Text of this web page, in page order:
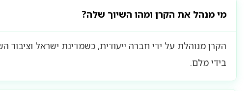
מי מנהל את הקרן ומהו השיוך שלה?
הקרן מנוהלת על ידי חברה ייעודית, כשמדינת ישראל
בידי מלם.